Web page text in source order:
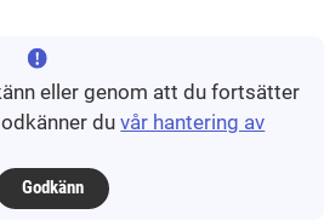
eller genom att du fortsätter
duvår hantering av
Godkänn